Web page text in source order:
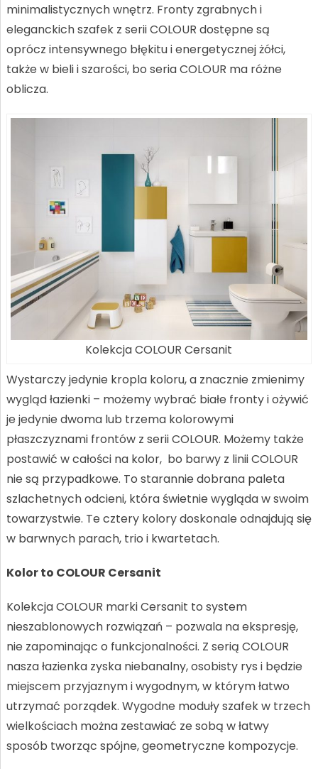
minimalistycznych wnętrz. Fronty zgrabnych i
eleganckich szafek z serii COLOUR dostępne są
oprócz intensywnego błękitu i energetycznej żółci,
także w bieli i szarości, bo seria COLOUR ma różne
oblicza.
Kolekcja COLOUR Cersanit
Wystarczy jedynie kropla koloru, a znacznie zmienimy
wygląd łazienki – możemy wybrać białe fronty i ożywić
je jedynie dwoma lub trzema kolorowymi
płaszczyznami frontów z serii COLOUR. Możemy także
postawić w całości na kolor, bo barwy z linii COLOUR
nie są przypadkowe. To starannie dobrana paleta
szlachetnych odcieni, która świetnie wygląda w swoim
towarzystwie. Te cztery kolory doskonale odnajdują się
w barwnych parach, trio i kwartetach.
Kolor to COLOUR Cersanit
Kolekcja COLOUR marki Cersanit to system
nieszablonowych rozwiązań – pozwala na ekspresję,
nie zapominając o funkcjonalności. Z serią COLOUR
nasza łazienka zyska niebanalny, osobisty rys i będzie
miejscem przyjaznym i wygodnym, w którym łatwo
utrzymać porządek. Wygodne moduły szafek w trzech
wielkościach można zestawiać ze sobą w łatwy
sposób tworząc spójne, geometryczne kompozycje.